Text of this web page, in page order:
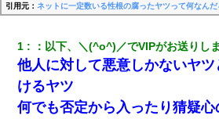
引用元： ネットに一定数いる性根の腐ったヤツって何なんだ
1 ： 以下、＼(^o^)／でVIPがお送りし
他人に対して悪意しかないヤ
けるヤツ
何でも否定から入ったり猜疑